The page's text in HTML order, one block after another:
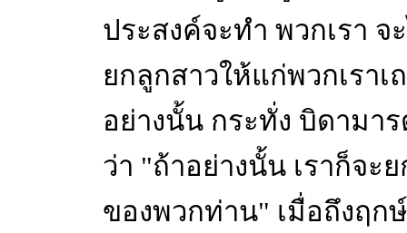
ประสงค์จะทำ พวกเรา จ
ยกลูกสาวให้แก่พวกเรา
อย่างนั้น กระทั่ง บิดามา
ว่า "ถ้าอย่างนั้น เราก็จะ
ของพวกท่าน" เมื่อถึงฤก